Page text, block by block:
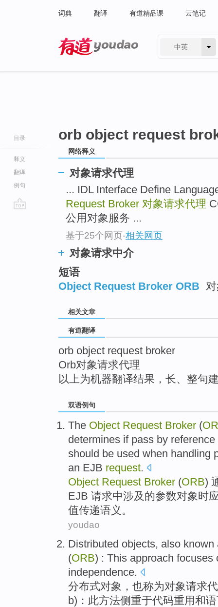
词典 翻译 有道精品课 云笔记
中英
目录
释义
翻译
例句
orb object request
网络释义
对象请求代理
... IDL Interface Define
Request Broker 对象请求代理
公用对象服务 ...
基于25个网页-相关网页
对象请求中介
短语
Object Request Broker ORB
相关文章
有道翻译
orb object request broker
Orb对象请求代理
以上为机器翻译结果，长、整句
双语例句
The Object Request Broker (
determines if pass by reference
should be used when handling
an EJB request.
Object Request Broker (ORB)
EJB 请求中涉及 的参数对象时
值传递语义 。
youdao
Distributed objects, also known
(ORB) : This approach focuses
independence.
分布式对象 ， 也称为对象请求
b)： 此方法侧重于代码重用和